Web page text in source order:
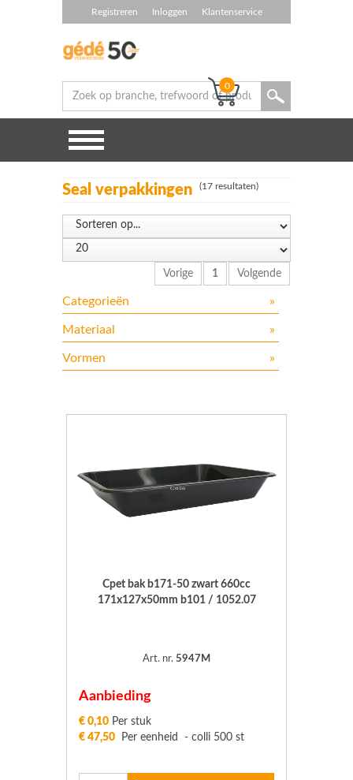
Registreren Inloggen Klantenservice
0
Seal verpakkingen (17 resultaten)
Vorige 1 Volgende
Categorieën »
Bak en deksels
Biologisch
Inlegring
Materiaal »
Vormen »
Cpet bak b171-50 zwart 660cc
171x127x50mm b101 / 1052.07
Art. nr. 5947M
Aanbieding
€ 0,10 Per stuk
€ 47,50 Per eenheid - colli 500 st